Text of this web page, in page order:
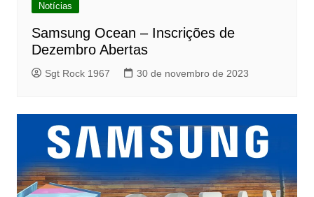
Notícias
Samsung Ocean – Inscrições de
Dezembro Abertas
Sgt Rock 1967 30 de novembro de 2023